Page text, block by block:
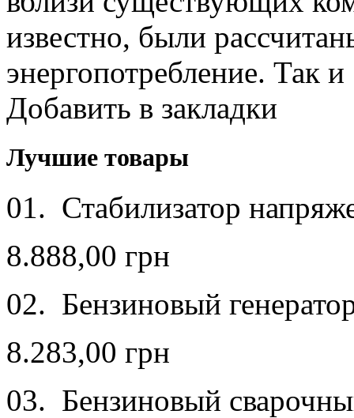
известно, были
энергопотребление. Так и
Добавить в закладки
Лучшие товары
01. Стабилизатор
8.888,00 грн
02. Бензиновый
8.283,00 грн
03. Бензиновый